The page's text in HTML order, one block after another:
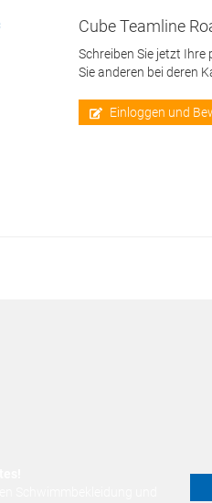
Cube Teamline
Schreiben Sie jetzt
Sie anderen bei deren
Einloggen und